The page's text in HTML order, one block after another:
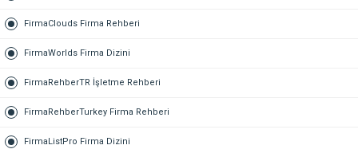
FirmaClouds Firma Rehberi
FirmaWorlds Firma Dizini
FirmaRehberTR İşletme Rehberi
FirmaRehberTurkey Firma Rehberi
FirmaListPro Firma Dizini